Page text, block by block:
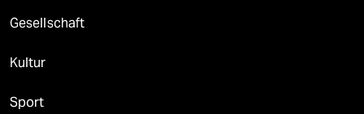
Gesellschaft
Kultur
Sport